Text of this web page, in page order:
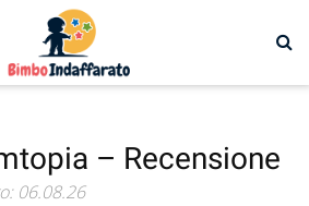
– Recensione
06.08.26